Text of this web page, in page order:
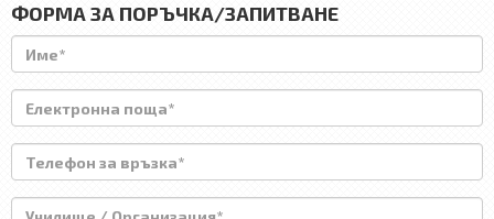
ФОРМА ЗА ПОРЪЧКА/ЗАПИТВАНЕ